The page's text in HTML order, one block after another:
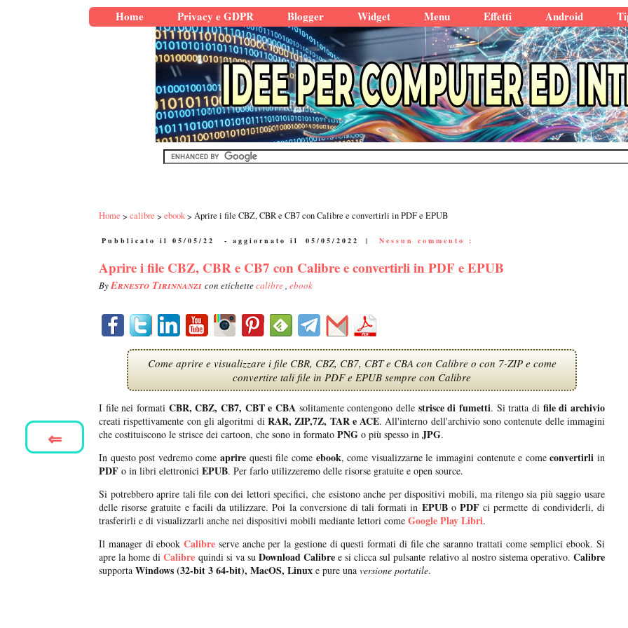
Home Privacy e GDPR Blogger Widget Menu Effetti Android
Home calibre ebook Aprire i file CBZ, CBR e CB7 con Calibre e convertirli in PDF e EPUB
Pubblicato il 05/05/22 - aggiornato il 05/05/2022 | Nessun commento :
Aprire i file CBZ, CBR e CB7 con Calibre e convertirli in PDF e EPUB
ByErnesto Tirinnanzi con etichettecalibre, ebook
Come aprire e visualizzare i file CBR, CBZ, CB7, CBT e CBA con Calibre o con 7-ZIP e come
convertire tali file in PDF e EPUB sempre con Calibre
I file nei formati CBR, CBZ, CB7, CBT e CBA solitamente contengono delle strisce di fumetti. Si tratta di file di archivio
creati rispettivamente con gli algoritmi di RAR, ZIP,7Z, TAR e ACE. All'interno dell'archivio sono contenute delle immagini
che costituiscono le strisce dei cartoon, che sono in formato PNG o più spesso in JPG.
In questo post vedremo come aprire questi file comeebook, come visualizzarne le immagini contenute e comeconvertirli in
PDF o in libri elettronici EPUB. Per farlo utilizzeremo delle risorse gratuite e open source.
Si potrebbero aprire tali file con dei lettori specifici, che esistono anche per dispositivi mobili, ma ritengo sia più saggio usare
delle risorse gratuite e facili da utilizzare. Poi la conversione di tali formati in EPUBoPDF ci permette di condividerli, di
trasferirli e di visualizzarli anche nei dispositivi mobili mediante lettori come Google Play Libri.
Il manager di ebookCalibre serve anche per la gestione di questi formati di file che saranno trattati come semplici ebook. Si
apre la home di Calibre quindi si va suDownload Calibre e si clicca sul pulsante relativo al nostro sistema operativo.Calibre
supporta Windows (32-bit 3 64-bit), MacOS, Linux e pure una versione portatile.
⇐